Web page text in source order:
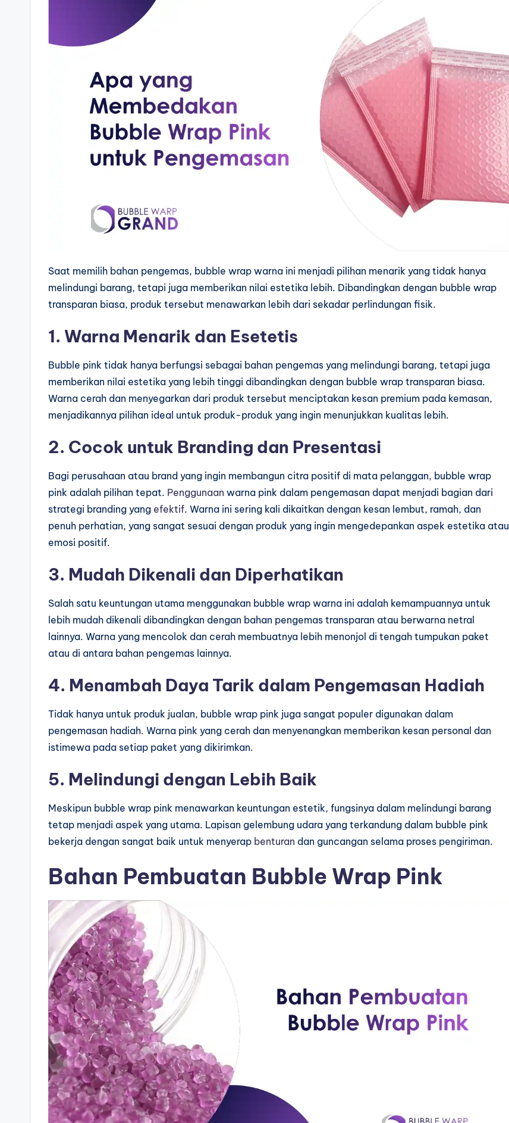
Saat memilih bahan pengemas, bubble wrap warna ini menjadi pilihan menarik yang tidak hanya
melindungi barang, tetapi juga memberikan nilai estetika lebih. Dibandingkan dengan bubble wrap
transparan biasa, produk tersebut menawarkan lebih dari sekadar perlindungan fisik.
1. Warna Menarik dan Esetetis
Bubble pink tidak hanya berfungsi sebagai bahan pengemas yang melindungi barang, tetapi juga
memberikan nilai estetika yang lebih tinggi dibandingkan dengan bubble wrap transparan biasa.
Warna cerah dan menyegarkan dari produk tersebut menciptakan kesan premium pada kemasan,
menjadikannya pilihan ideal untuk produk-produk yang ingin menunjukkan kualitas lebih.
2. Cocok untuk Branding dan Presentasi
Bagi perusahaan atau brand yang ingin membangun citra positif di mata pelanggan, bubble wrap
pink adalah pilihan tepat. Penggunaan warna pink dalam pengemasan dapat menjadi bagian dari
strategi branding yang efektif. Warna ini sering kali dikaitkan dengan kesan lembut, ramah, dan
penuh perhatian, yang sangat sesuai dengan produk yang ingin mengedepankan aspek estetika atau
emosi positif.
3. Mudah Dikenali dan Diperhatikan
Salah satu keuntungan utama menggunakan bubble wrap warna ini adalah kemampuannya untuk
lebih mudah dikenali dibandingkan dengan bahan pengemas transparan atau berwarna netral
lainnya. Warna yang mencolok dan cerah membuatnya lebih menonjol di tengah tumpukan paket
atau di antara bahan pengemas lainnya.
4. Menambah Daya Tarik dalam Pengemasan Hadiah
Tidak hanya untuk produk jualan, bubble wrap pink juga sangat populer digunakan dalam
pengemasan hadiah. Warna pink yang cerah dan menyenangkan memberikan kesan personal dan
istimewa pada setiap paket yang dikirimkan.
5. Melindungi dengan Lebih Baik
Meskipun bubble wrap pink menawarkan keuntungan estetik, fungsinya dalam melindungi barang
tetap menjadi aspek yang utama. Lapisan gelembung udara yang terkandung dalam bubble pink
bekerja dengan sangat baik untuk menyerap benturan dan guncangan selama proses pengiriman.
Bahan Pembuatan Bubble Wrap Pink